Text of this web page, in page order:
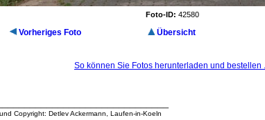
Foto-ID: 42580
Vorheriges Foto Übersicht
So können Sie Fotos herunterladen und bestellen
Copyright: Detlev Ackermann, Laufen-in-Koeln